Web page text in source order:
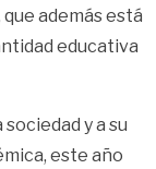
además está
educativa
y a su
este año